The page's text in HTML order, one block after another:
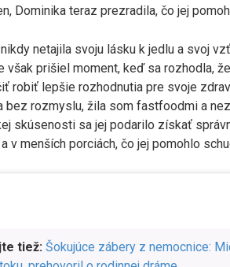
Dominika teraz prezradila, čo jej
netajila svoju lásku k jedlu a svoj
však prišiel moment, keď sa rozhodla,
robiť lepšie rozhodnutia pre svoje
bez rozmyslu, žila som fastfoodmi a
skúsenosti sa jej podarilo získať
v menších porciách, čo jej pomohlo
tiež: Šokujúce zábery z nemocnice: